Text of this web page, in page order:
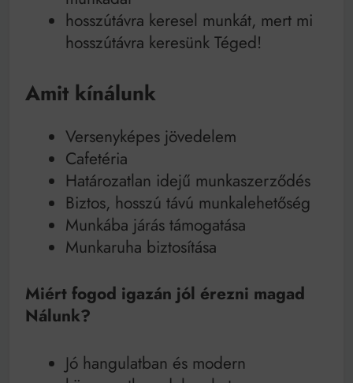
hosszútávra keresel munkát, mert mi
hosszútávra keresünk Téged!
Amit kínálunk
Versenyképes jövedelem
Cafetéria
Határozatlan idejű munkaszerződés
Biztos, hosszú távú munkalehetőség
Munkába járás támogatása
Munkaruha biztosítása
Miért fogod igazán jól érezni magad
Nálunk?
Jó hangulatban és modern